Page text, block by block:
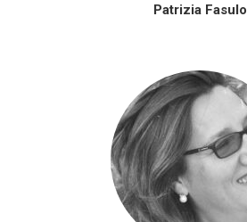
Patrizia Fasulo